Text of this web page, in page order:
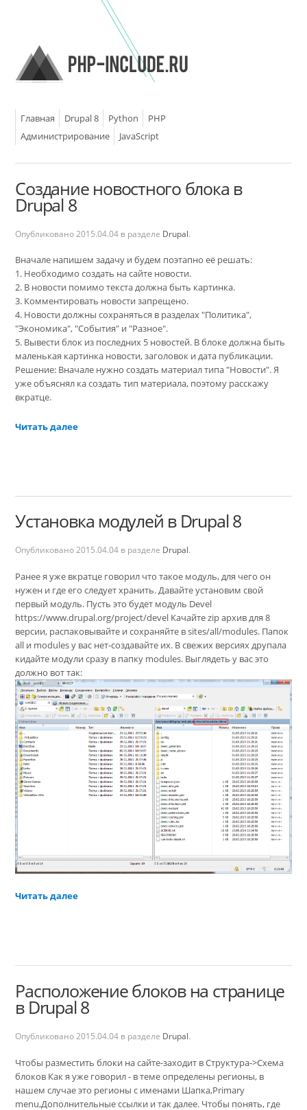
Главная Drupal 8 Python
PHP
Администрирование
JavaScript
Создание новостного блока в
Drupal 8
Опубликовано 2015.04.04 в разделе Drupal.
Вначале напишем задачу и будем поэтапно её решать:
1. Необходимо создать на сайте новости.
2. В новости помимо текста должна быть картинка.
3. Комментировать новости запрещено.
4. Новости должны сохраняться в разделах "Политика",
"Экономика", "События" и "Разное".
5. Вывести блок из последних 5 новостей. В блоке должна быть
маленькая картинка новости, заголовок и дата публикации.
Решение: Вначале нужно создать материал типа "Новости". Я
уже объяснял ка создать тип материала, поэтому расскажу
вкратце.
Читать далее
Установка модулей в Drupal 8
Опубликовано2015.04.04 в разделе Drupal.
Ранее я уже вкратце говорил что такое модуль, для чего он
нужен и где его следует хранить. Давайте установим свой
первый модуль. Пусть это будет модуль Devel
https://www.drupal.org/project/devel Качайте zip архив для 8
версии, распаковывайте и сохраняйте в sites/all/modules. Папок
all и modules у вас нет-создавайте их. В свежих версиях друпала
кидайте модули сразу в папку modules. Выглядеть у вас это
должно вот так:
Читать далее
Расположение блоков на странице
в Drupal 8
Опубликовано 2015.04.04 в разделе Drupal.
Чтобы разместить блоки на сайте-заходит в Структура->Схема
блоков Как я уже говорил - в теме определены регионы, в
нашем случае это регионы с именами Шапка,Primary
menu,Дополнительные ссылки и так далее. Чтобы понять, где